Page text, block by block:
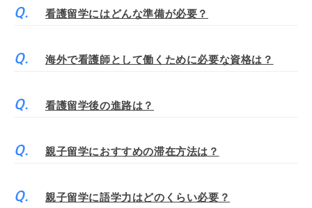
看護留学にはどんな準備が必要？
海外で看護師として働くために必要な資格は？
看護留学後の進路は？
親子留学におすすめの滞在方法は？
親子留学に語学力はどのくらい必要？